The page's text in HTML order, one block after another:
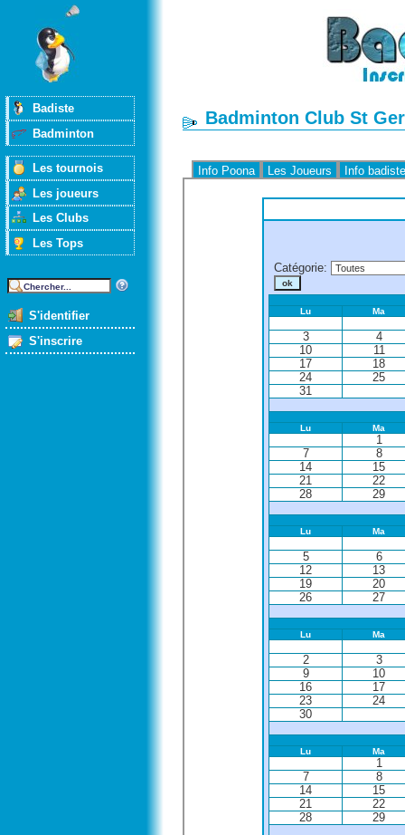
Badiste
Badminton
Les tournois
Les joueurs
Les Clubs
Les Tops
S'identifier
S'inscrire
Badminton Club St
Info Poona Les Joueurs Info
Catégorie:
Lu Ma
3
4
10
11
17
18
24
25
31
Lu Ma
1
7
8
14
15
21
22
28
29
Lu Ma
5
6
12
13
19
20
26
27
Lu Ma
2
3
9
10
16
17
23
24
30
Lu Ma
1
7
8
14
15
21
22
28
29